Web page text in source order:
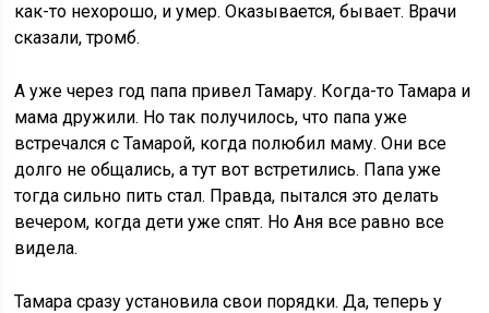
как-то нехорошо, и умер. Оказывается, бывает. Врачи
сказали, тромб.
А уже через год папа привел Тамару. Когда-то Тамара и
мама дружили. Но так получилось, что папа уже
встречался с Тамарой, когда полюбил маму. Они все
долго не общались, а тут вот встретились. Папа уже
тогда сильно пить стал. Правда, пытался это делать
вечером, когда дети уже спят. Но Аня все равно все
видела.
Тамара сразу установила свои порядки. Да, теперь у